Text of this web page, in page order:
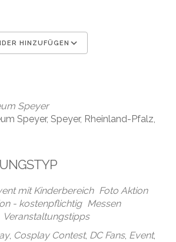
HINZUFÜGEN
Speyer
Speyer, Speyer, Rheinland-Pfalz,
mit Kinderbereich Foto Aktion
- kostenpflichtig Messen
Veranstaltungstipps
, Cosplay Contest, DC Fans, Event,